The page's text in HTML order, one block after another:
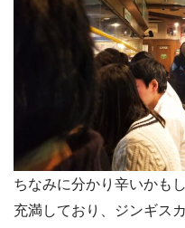
ちなみに分かり辛いかも
充満しており、ジンギス